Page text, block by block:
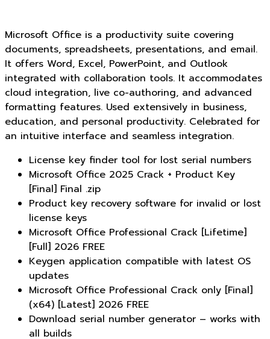
Microsoft Office is a productivity suite covering
documents, spreadsheets, presentations, and email.
It offers Word, Excel, PowerPoint, and Outlook
integrated with collaboration tools. It accommodates
cloud integration, live co-authoring, and advanced
formatting features. Used extensively in business,
education, and personal productivity. Celebrated for
an intuitive interface and seamless integration.
License key finder tool for lost serial numbers
Microsoft Office 2025 Crack + Product Key
[Final] Final .zip
Product key recovery software for invalid or lost
license keys
Microsoft Office Professional Crack [Lifetime]
[Full] 2026 FREE
Keygen application compatible with latest OS
updates
Microsoft Office Professional Crack only [Final]
(x64) [Latest] 2026 FREE
Download serial number generator – works with
all builds